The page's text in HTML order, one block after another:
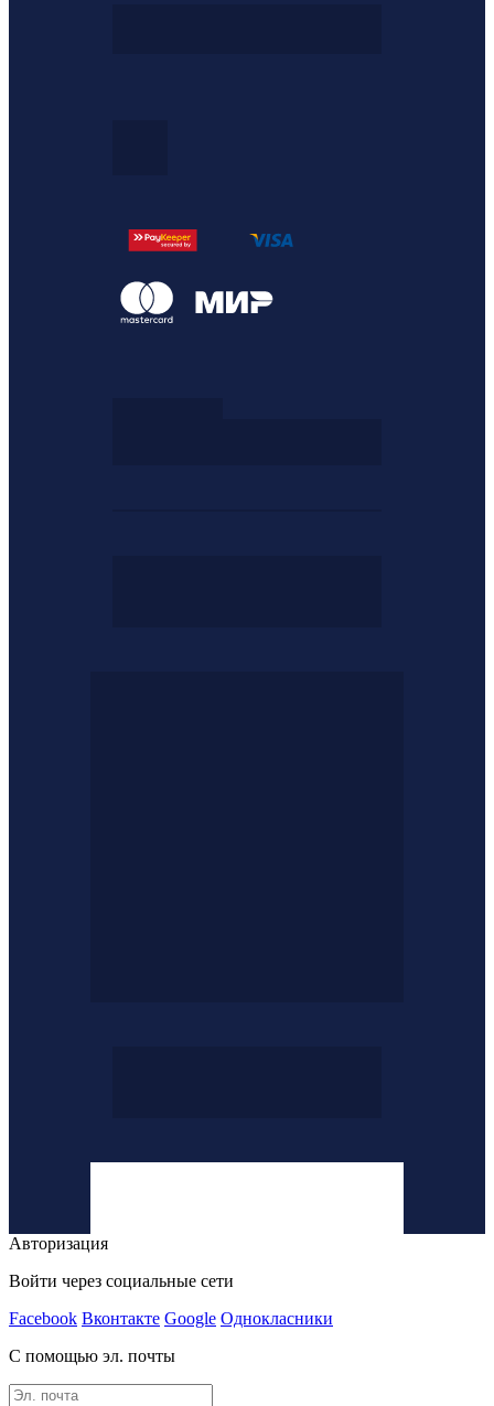
Авторизация
Войти через социальные сети
Facebook Вконтакте Google Однокласники
С помощью эл. почты